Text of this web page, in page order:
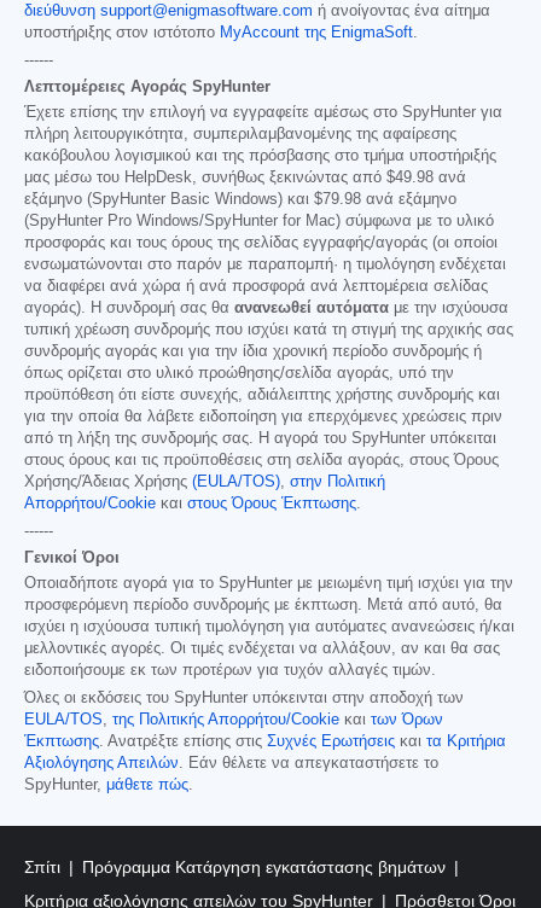
διεύθυνση support@enigmasoftware.com ή ανοίγοντας ένα αίτημα
υποστήριξης στον ιστότοπο MyAccount της EnigmaSoft.
------
Λεπτομέρειες Αγοράς SpyHunter
Έχετε επίσης την επιλογή να εγγραφείτε αμέσως στο SpyHunter για
πλήρη λειτουργικότητα, συμπεριλαμβανομένης της αφαίρεσης
κακόβουλου λογισμικού και της πρόσβασης στο τμήμα υποστήριξής
μας μέσω του HelpDesk, συνήθως ξεκινώντας από $49.98 ανά
εξάμηνο (SpyHunter Basic Windows) και $79.98 ανά εξάμηνο
(SpyHunter Pro Windows/SpyHunter for Mac) σύμφωνα με το υλικό
προσφοράς και τους όρους της σελίδας εγγραφής/αγοράς (οι οποίοι
ενσωματώνονται στο παρόν με παραπομπή· η τιμολόγηση ενδέχεται
να διαφέρει ανά χώρα ή ανά προσφορά ανά λεπτομέρεια σελίδας
αγοράς). Η συνδρομή σας θα ανανεωθεί αυτόματα με την ισχύουσα
τυπική χρέωση συνδρομής που ισχύει κατά τη στιγμή της αρχικής σας
συνδρομής αγοράς και για την ίδια χρονική περίοδο συνδρομής ή
όπως ορίζεται στο υλικό προώθησης/σελίδα αγοράς, υπό την
προϋπόθεση ότι είστε συνεχής, αδιάλειπτης χρήστης συνδρομής και
για την οποία θα λάβετε ειδοποίηση για επερχόμενες χρεώσεις πριν
από τη λήξη της συνδρομής σας. Η αγορά του SpyHunter υπόκειται
στους όρους και τις προϋποθέσεις στη σελίδα αγοράς, στους Όρους
Χρήσης/Άδειας Χρήσης (EULA/TOS), στην Πολιτική
Απορρήτου/Cookie και στους Όρους Έκπτωσης.
------
Γενικοί Όροι
Οποιαδήποτε αγορά για το SpyHunter με μειωμένη τιμή ισχύει για την
προσφερόμενη περίοδο συνδρομής με έκπτωση. Μετά από αυτό, θα
ισχύει η ισχύουσα τυπική τιμολόγηση για αυτόματες ανανεώσεις ή/και
μελλοντικές αγορές. Οι τιμές ενδέχεται να αλλάξουν, αν και θα σας
ειδοποιήσουμε εκ των προτέρων για τυχόν αλλαγές τιμών.
Όλες οι εκδόσεις του SpyHunter υπόκεινται στην αποδοχή των
EULA/TOS, της Πολιτικής Απορρήτου/Cookie και των Όρων
Έκπτωσης. Ανατρέξτε επίσης στις Συχνές Ερωτήσεις και τα Κριτήρια
Αξιολόγησης Απειλών. Εάν θέλετε να απεγκαταστήσετε το
SpyHunter, μάθετε πώς.
Σπίτι
Πρόγραμμα Κατάργηση εγκατάστασης βημάτων
Κριτήρια αξιολόγησης απειλών του SpyHunter
Πρόσθετοι Όροι